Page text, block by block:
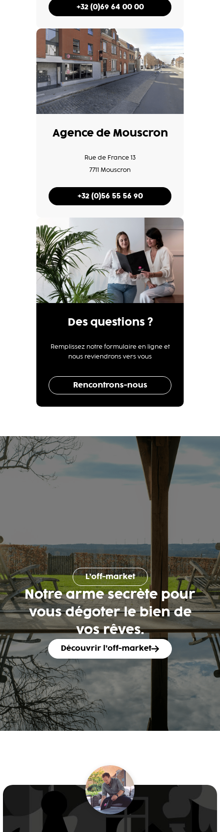
+32 (0)69 64 00 00
Agence de Mouscron
Rue de France 13
7711 Mouscron
+32 (0)56 55 56 90
Des questions ?
Remplissez notre formulaire en ligne et
nous reviendrons vers vous
Rencontrons-nous
L’off-market
Notre arme secrète pour
vous dégoter le bien de
vos rêves.
Découvrir l’off-market